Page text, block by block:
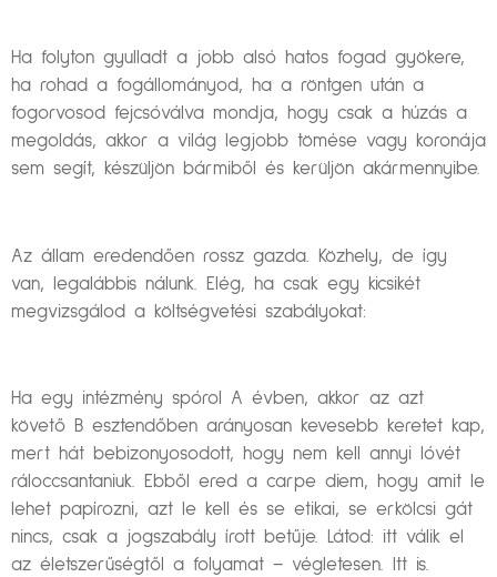
Ha folyton gyulladt a jobb alsó hatos fogad gyökere,
ha rohad a fogállományod, ha a röntgen után a
fogorvosod fejcsóválva mondja, hogy csak a húzás a
megoldás, akkor a világ legjobb tömése vagy koronája
sem segít, készüljön bármiből és kerüljön akármennyibe.
Az állam eredendően rossz gazda. Közhely, de így
van, legalábbis nálunk. Elég, ha csak egy kicsikét
megvizsgálod a költségvetési szabályokat:
Ha egy intézmény spórol A évben, akkor az azt
követő B esztendőben arányosan kevesebb keretet kap,
mert hát bebizonyosodott, hogy nem kell annyi lóvét
ráloccsantaniuk. Ebből ered a carpe diem, hogy amit le
lehet papírozni, azt le kell és se etikai, se erkölcsi gát
nincs, csak a jogszabály írott betűje. Látod: itt válik el
az életszerűségtől a folyamat – végletesen. Itt is.